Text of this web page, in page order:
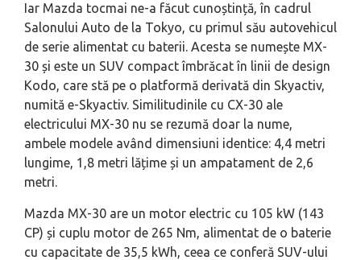
Iar Mazda tocmai ne-a făcut cunoștință, în cadrul
Salonului Auto de la Tokyo, cu primul său autovehicul
de serie alimentat cu baterii. Acesta se numește MX-
30 și este un SUV compact îmbrăcat în linii de design
Kodo, care stă pe o platformă derivată din Skyactiv,
numită e-Skyactiv. Similitudinile cu CX-30 ale
electricului MX-30 nu se rezumă doar la nume,
ambele modele având dimensiuni identice: 4,4 metri
lungime, 1,8 metri lățime și un ampatament de 2,6
metri.
Mazda MX-30 are un motor electric cu 105 kW (143
CP) și cuplu motor de 265 Nm, alimentat de o baterie
cu capacitate de 35,5 kWh, ceea ce conferă SUV-ului